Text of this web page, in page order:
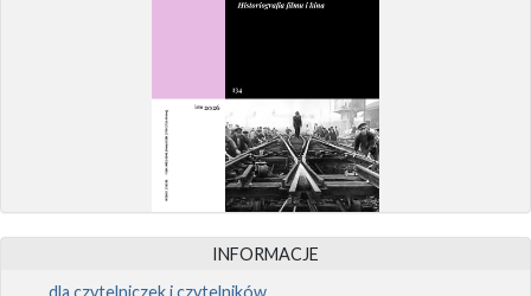
INFORMACJE
dla czytelniczek i czytelników